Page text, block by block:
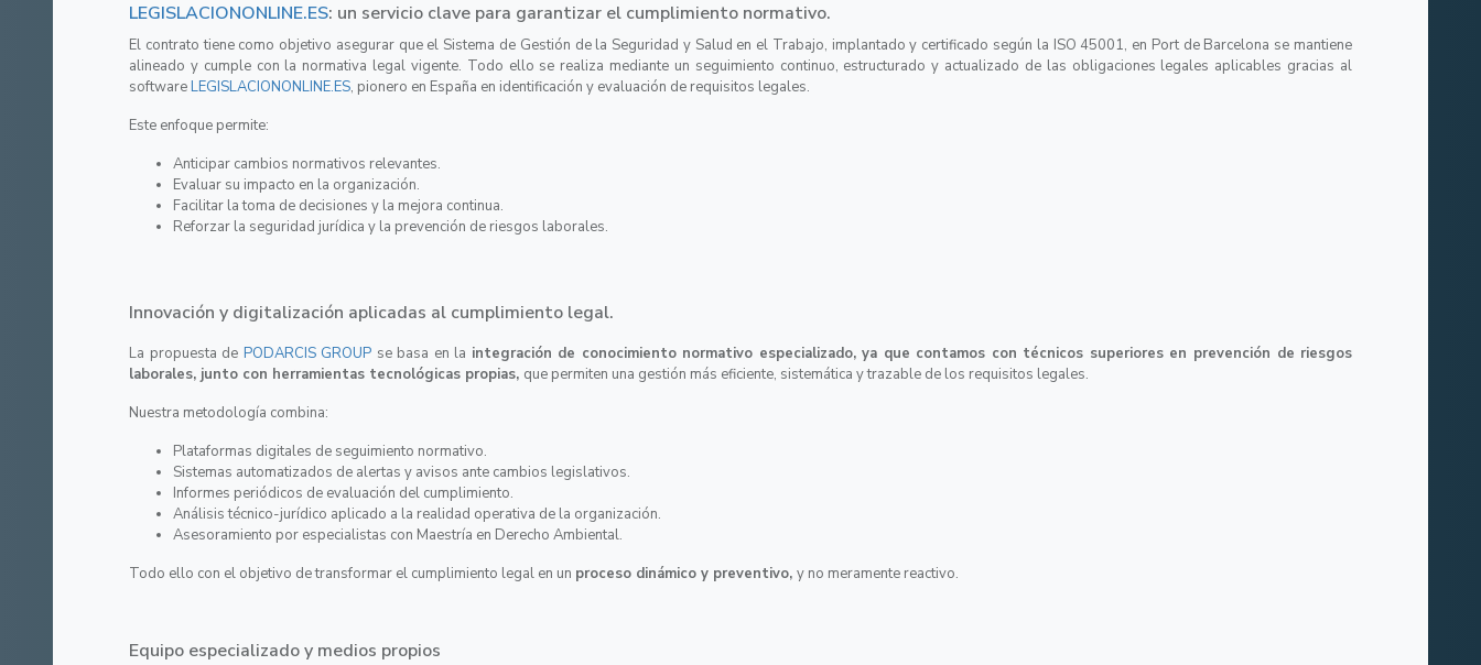
LEGISLACIONONLINE.ES: un servicio clave para garantizar el cumplimiento normativo.
El contrato tiene como objetivo asegurar que el Sistema de Gestión de la Seguridad y Salud en el Trabajo, implantado y certificado según la ISO 45001, en Port de Barcelona se mantiene
alineado y cumple con la normativa legal vigente. Todo ello se realiza mediante un seguimiento continuo, estructurado y actualizado de las obligaciones legales aplicables gracias al
softwareLEGISLACIONONLINE.ES, pionero en España en identificación y evaluación de requisitos legales.
Este enfoque permite:
Anticipar cambios normativos relevantes.
Evaluar su impacto en la organización.
Facilitar la toma de decisiones y la mejora continua.
Reforzar la seguridad jurídica y la prevención de riesgos laborales.
Innovación y digitalización aplicadas al cumplimiento legal.
La propuesta de PODARCIS GROUP se basa en la integración de conocimiento normativo especializado, ya que contamos con técnicos superiores en prevención de riesgos
laborales, junto con herramientas tecnológicas propias, que permiten una gestión más eficiente, sistemática y trazable de los requisitos legales.
Nuestra metodología combina:
Plataformas digitales de seguimiento normativo.
Sistemas automatizados de alertas y avisos ante cambios legislativos.
Informes periódicos de evaluación del cumplimiento.
Análisis técnico-jurídico aplicado a la realidad operativa de la organización.
Asesoramiento por especialistas con Maestría en Derecho Ambiental.
Todo ello con el objetivo de transformar el cumplimiento legal en un proceso dinámico y preventivo, y no meramente reactivo.
Equipo especializado y medios propios